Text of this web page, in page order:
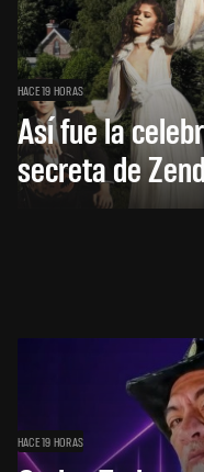
HACE 19 HORAS
Así fue la
secreta de
HACE 19 HORAS